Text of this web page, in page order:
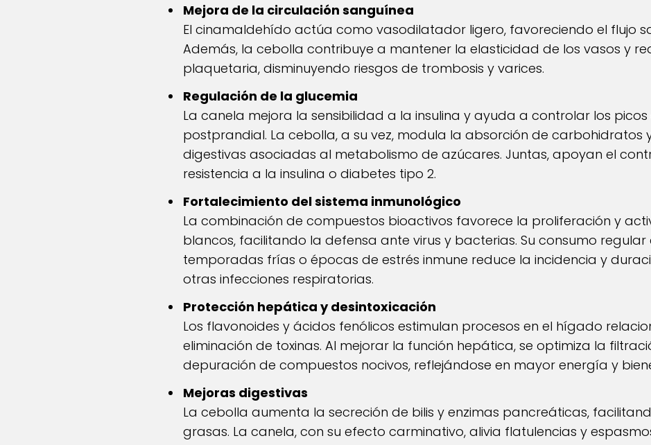
Mejora de la circulación sanguínea
El cinamaldehído actúa como vasodilatador ligero, favoreciendo el flujo
Además, la cebolla contribuye a mantener la elasticidad de los vasos y
plaquetaria, disminuyendo riesgos de trombosis y varices.
Regulación de la glucemia
La canela mejora la sensibilidad a la insulina y ayuda a controlar los
postprandial. La cebolla, a su vez, modula la absorción de carbohidratos
digestivas asociadas al metabolismo de azúcares. Juntas, apoyan el
resistencia a la insulina o diabetes tipo 2.
Fortalecimiento del sistema inmunológico
La combinación de compuestos bioactivos favorece la proliferación y
blancos, facilitando la defensa ante virus y bacterias. Su consumo
temporadas frías o épocas de estrés inmune reduce la incidencia y
otras infecciones respiratorias.
Protección hepática y desintoxicación
Los flavonoides y ácidos fenólicos estimulan procesos en el hígado
eliminación de toxinas. Al mejorar la función hepática, se optimiza la
depuración de compuestos nocivos, reflejándose en mayor energía y
Mejoras digestivas
La cebolla aumenta la secreción de bilis y enzimas pancreáticas,
grasas. La canela, con su efecto carminativo, alivia flatulencias y